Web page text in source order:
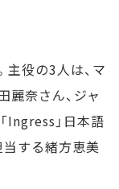
役の3人は、マ
麗奈さん、ジャ
Ingress」日本語
当する緒方恵美